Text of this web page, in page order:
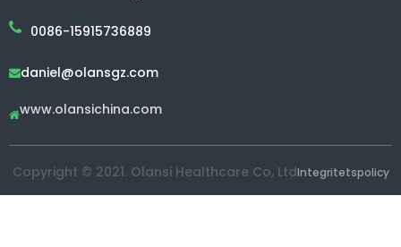
0086-15915736889
daniel@olansgz.com
www.olansichina.com
Copyright © 2021. Olansi Healthcare Co, LtdIntegritetspolicy